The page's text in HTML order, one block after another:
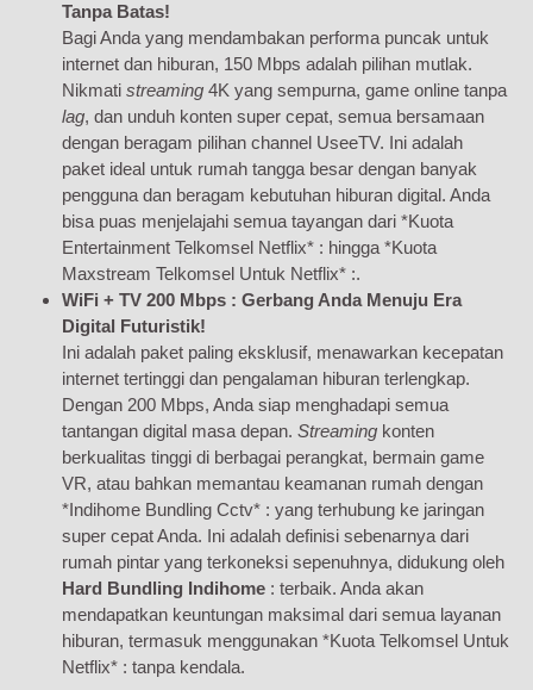
Tanpa Batas!
Bagi Anda yang mendambakan performa puncak untuk
internet dan hiburan, 150 Mbps adalah pilihan mutlak.
Nikmati streaming 4K yang sempurna, game online tanpa
lag, dan unduh konten super cepat, semua bersamaan
dengan beragam pilihan channel UseeTV. Ini adalah
paket ideal untuk rumah tangga besar dengan banyak
pengguna dan beragam kebutuhan hiburan digital. Anda
bisa puas menjelajahi semua tayangan dari *Kuota
Entertainment Telkomsel Netflix* : hingga *Kuota
Maxstream Telkomsel Untuk Netflix* :.
WiFi + TV 200 Mbps : Gerbang Anda Menuju Era
Digital Futuristik!
Ini adalah paket paling eksklusif, menawarkan kecepatan
internet tertinggi dan pengalaman hiburan terlengkap.
Dengan 200 Mbps, Anda siap menghadapi semua
tantangan digital masa depan. Streaming konten
berkualitas tinggi di berbagai perangkat, bermain game
VR, atau bahkan memantau keamanan rumah dengan
*Indihome Bundling Cctv* : yang terhubung ke jaringan
super cepat Anda. Ini adalah definisi sebenarnya dari
rumah pintar yang terkoneksi sepenuhnya, didukung oleh
Hard Bundling Indihome : terbaik. Anda akan
mendapatkan keuntungan maksimal dari semua layanan
hiburan, termasuk menggunakan *Kuota Telkomsel Untuk
Netflix* : tanpa kendala.